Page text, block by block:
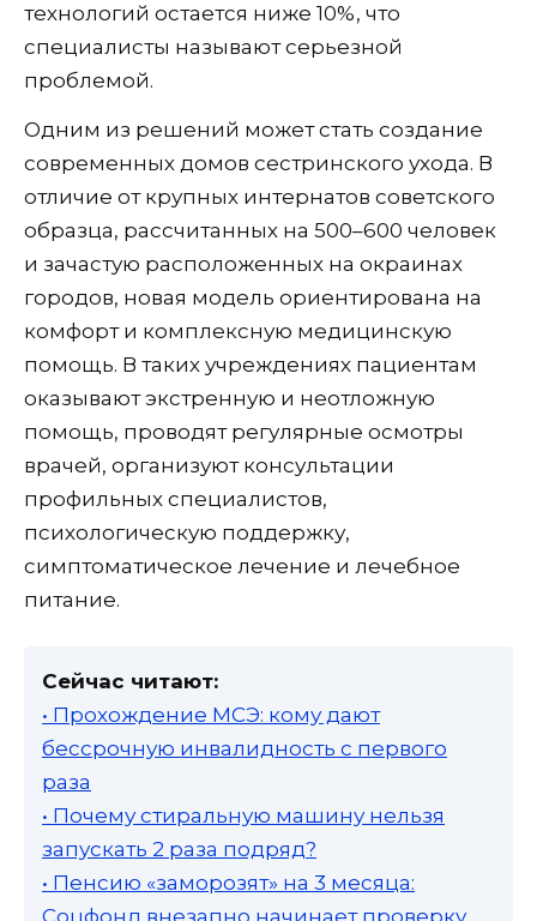
технологий остается ниже 10%, что
специалисты называют серьезной
проблемой.
Одним из решений может стать создание
современных домов сестринского ухода. В
отличие от крупных интернатов советского
образца, рассчитанных на 500–600 человек
и зачастую расположенных на окраинах
городов, новая модель ориентирована на
комфорт и комплексную медицинскую
помощь. В таких учреждениях пациентам
оказывают экстренную и неотложную
помощь, проводят регулярные осмотры
врачей, организуют консультации
профильных специалистов,
психологическую поддержку,
симптоматическое лечение и лечебное
питание.
Сейчас читают:
• Прохождение МСЭ: кому дают
бессрочную инвалидность с первого
раза
• Почему стиральную машину нельзя
запускать 2 раза подряд?
• Пенсию «заморозят» на 3 месяца: